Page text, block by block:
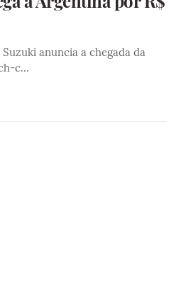
anuncia a chegada da
c…